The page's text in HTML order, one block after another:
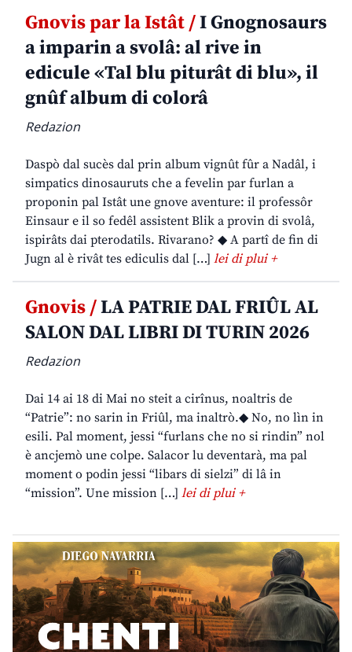
Gnovis par la Istât /I Gnognosaurs
a imparin a svolâ: al rive in
edicule «Tal blu piturât di blu», il
gnûf album di colorâ
Redazion
Daspò dal sucès dal prin album vignût fûr a Nadâl, i
simpatics dinosauruts che a fevelin par furlan a
proponin pal Istât une gnove aventure: il professôr
Einsaur e il so fedêl assistent Blik a provin di svolâ,
ispirâts dai pterodatils. Rivarano? ◆ A partî de fin di
Jugn al è rivât tes ediculis dal […] lei di plui +
Gnovis /LA PATRIE DAL FRIÛL AL
SALON DAL LIBRI DI TURIN 2026
Redazion
Dai 14 ai 18 di Mai no steit a cirînus, noaltris de
“Patrie”: no sarin in Friûl, ma inaltrò.◆ No, no lìn in
esili. Pal moment, jessi “furlans che no si rindin” nol
è ancjemò une colpe. Salacor lu deventarà, ma pal
moment o podin jessi “libars di sielzi” di lâ in
“mission”. Une mission […] lei di plui +